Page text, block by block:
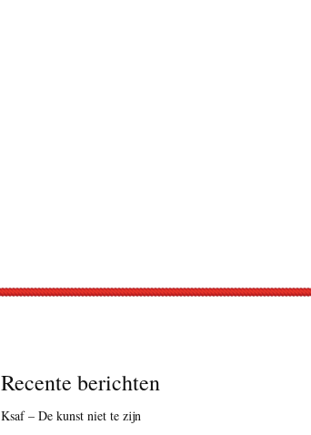
Recente berichten
Ksaf – De kunst niet te zijn